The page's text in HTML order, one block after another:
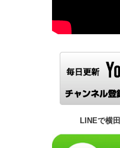
LINEで横